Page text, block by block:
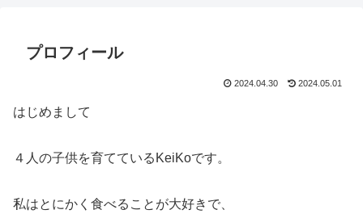
プロフィール
2024.04.30 2024.05.01
はじめまして
４人の子供を育てているKeiKoです。
私はとにかく食べることが大好きで、